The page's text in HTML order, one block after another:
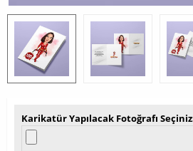
Karikatür Yapılacak Fotoğrafı Seçiniz